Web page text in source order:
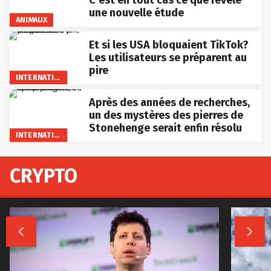
ANIMAUX
une nouvelle étude
INTERNATIONAL
Et si les USA bloquaient TikTok?
Les utilisateurs se préparent au
pire
INTERNATIONAL
Après des années de recherches,
un des mystères des pierres de
Stonehenge serait enfin résolu
CRYPTO
 